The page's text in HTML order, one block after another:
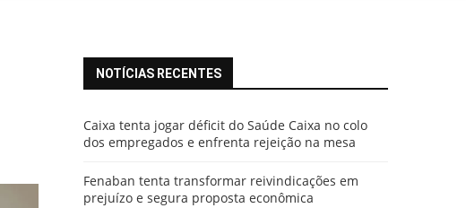
NOTÍCIAS RECENTES
Caixa tenta jogar déficit do Saúde Caixa no colo
dos empregados e enfrenta rejeição na mesa
Fenaban tenta transformar reivindicações em
prejuízo e segura proposta econômica